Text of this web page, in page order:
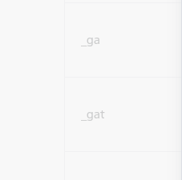
_ga
_gat